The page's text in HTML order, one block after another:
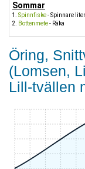
Sommar
Spinnfiske- Spinnare
Bottenmete- Räka
Öring,
(Lomsen,
Lill-tvällen